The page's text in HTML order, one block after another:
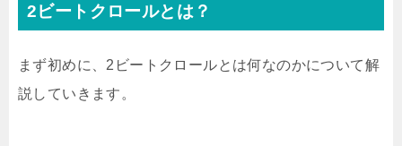
2ビートクロールとは？
まず初めに、2ビートクロールとは何なのかについて解
説していきます。